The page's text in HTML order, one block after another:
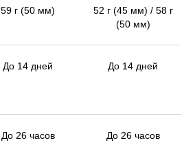
59 г (50 мм)
52 г (45 мм) / 58 г
(50 мм)
До 14 дней До 14 дней
До 26 часов До 26 часов